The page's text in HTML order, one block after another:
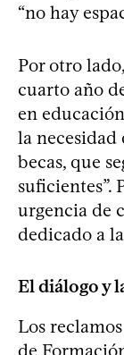
“no hay
Por otro
cuarto año
en
la necesidad
becas, que
suficientes”.
urgencia de
dedicado a
El diálogo y
Los
de